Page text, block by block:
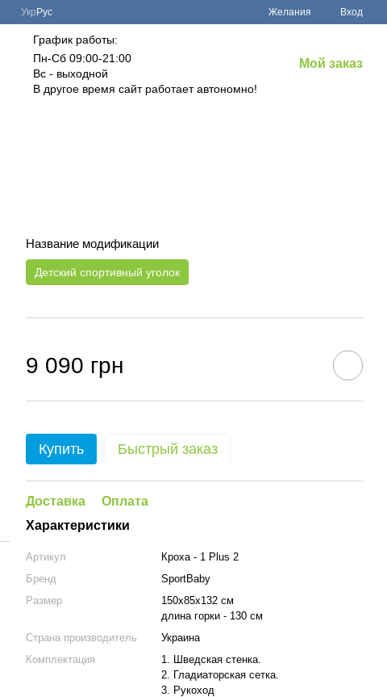
Укр Рус Желания Вход
График работы:
Пн-Сб 09:00-21:00
Вс - выходной
В другое время сайт работает автономно!
Мой заказ
Название модификации
Детский спортивный уголок
9 090 грн
Купить Быстрый заказ
Доставка
Оплата
Характеристики
Артикул
Кроха - 1 Plus 2
Бренд
SportBaby
Размер
150х85х132 см
длина горки - 130 см
Страна производитель
Украина
Комплектация
1. Шведская стенка.
2. Гладиаторская сетка.
3. Рукоход